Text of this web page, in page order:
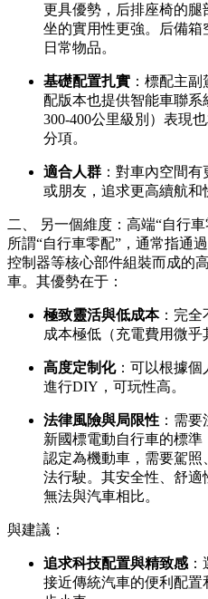
更具優勢，后排座椅的
坐的實用性更強。后備
日常物品。
基礎配置扎實 ：標配主
配版本也提供智能車聯
300-400公里級別）表現
分項。
適合人群 ：對車內空間
或朋友，追求更高續航和
二、 另一個維度：高端“自行車
所謂“自行車零配”，通常指通
控制器等核心部件組裝而成的
車。其優勢在于：
極致靈活與低成本：完全
成本極低（充電費用微乎
高度定制化：可以根據個
進行DIY，可玩性高。
法律風險與局限性 ：需
新國標電動自行車的標
認定為機動車，需要駕
法行駛。其安全性、舒
無法與汽車相比。
與建議：
追求科技配置與精致感
接近傳統汽車的便利配